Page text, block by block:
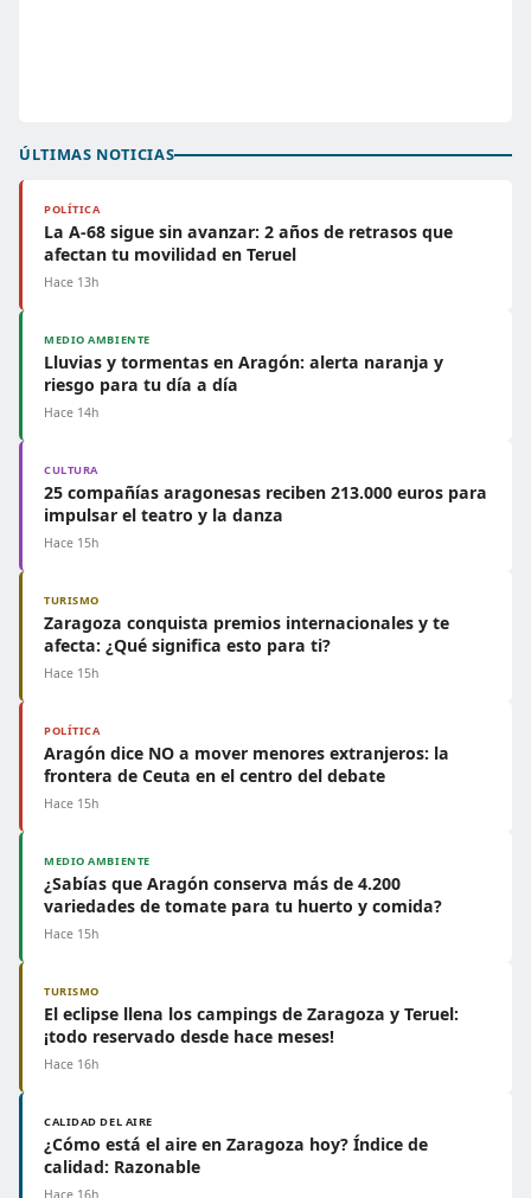
ÚLTIMAS NOTICIAS
POLÍTICA
La A-68 sigue sin avanzar: 2 años de retrasos que
afectan tu movilidad en Teruel
Hace 13h
MEDIO AMBIENTE
Lluvias y tormentas en Aragón: alerta naranja y
riesgo para tu día a día
Hace 14h
CULTURA
25 compañías aragonesas reciben 213.000 euros para
impulsar el teatro y la danza
Hace 15h
TURISMO
Zaragoza conquista premios internacionales y te
afecta: ¿Qué significa esto para ti?
Hace 15h
POLÍTICA
Aragón dice NO a mover menores extranjeros: la
frontera de Ceuta en el centro del debate
Hace 15h
MEDIO AMBIENTE
¿Sabías que Aragón conserva más de 4.200
variedades de tomate para tu huerto y comida?
Hace 15h
TURISMO
El eclipse llena los campings de Zaragoza y Teruel:
¡todo reservado desde hace meses!
Hace 16h
CALIDAD DEL AIRE
¿Cómo está el aire en Zaragoza hoy? Índice de
calidad: Razonable
Hace 16h